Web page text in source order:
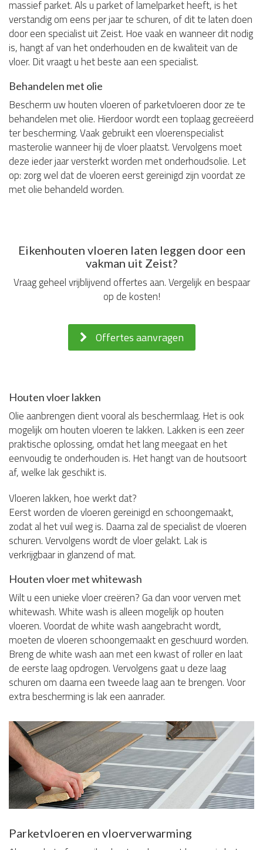
massief parket. Als u parket of lamelparket heeft, is het
verstandig om eens per jaar te schuren, of dit te laten doen
door een specialist uit Zeist. Hoe vaak en wanneer dit nodig
is, hangt af van het onderhouden en de kwaliteit van de
vloer. Dit vraagt u het beste aan een specialist.
Behandelen met olie
Bescherm uw houten vloeren of parketvloeren door ze te
behandelen met olie. Hierdoor wordt een toplaag gecreëerd
ter bescherming. Vaak gebruikt een vloerenspecialist
masterolie wanneer hij de vloer plaatst. Vervolgens moet
deze ieder jaar versterkt worden met onderhoudsolie. Let
op: zorg wel dat de vloeren eerst gereinigd zijn voordat ze
met olie behandeld worden.
Eikenhouten vloeren laten leggen door een
vakman uit Zeist?
Vraag geheel vrijblijvend offertes aan. Vergelijk en bespaar
op de kosten!
Offertes aanvragen
Houten vloer lakken
Olie aanbrengen dient vooral als beschermlaag. Het is ook
mogelijk om houten vloeren te lakken. Lakken is een zeer
praktische oplossing, omdat het lang meegaat en het
eenvoudig te onderhouden is. Het hangt van de houtsoort
af, welke lak geschikt is.
Vloeren lakken, hoe werkt dat?
Eerst worden de vloeren gereinigd en schoongemaakt,
zodat al het vuil weg is. Daarna zal de specialist de vloeren
schuren. Vervolgens wordt de vloer gelakt. Lak is
verkrijgbaar in glanzend of mat.
Houten vloer met whitewash
Wilt u een unieke vloer creëren? Ga dan voor verven met
whitewash. White wash is alleen mogelijk op houten
vloeren. Voordat de white wash aangebracht wordt,
moeten de vloeren schoongemaakt en geschuurd worden.
Breng de white wash aan met een kwast of roller en laat
de eerste laag opdrogen. Vervolgens gaat u deze laag
schuren om daarna een tweede laag aan te brengen. Voor
extra bescherming is lak een aanrader.
Parketvloeren en vloerverwarming